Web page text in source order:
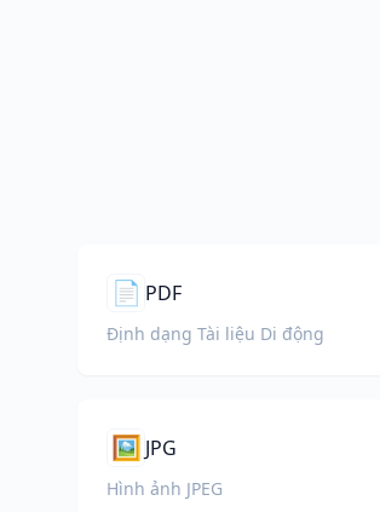
📄 PDF
Định dạng Tài liệu Di động
🖼️ JPG
Hình ảnh JPEG